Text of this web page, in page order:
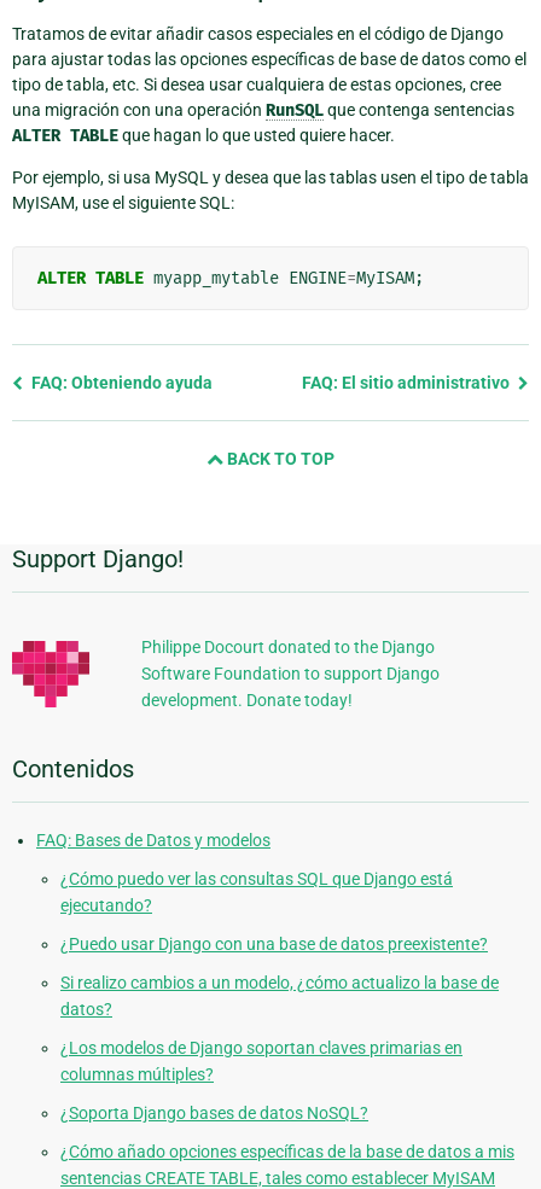
Tratamos de evitar añadir casos especiales en el código de Django
para ajustar todas las opciones específicas de base de datos como el
tipo de tabla, etc. Si desea usar cualquiera de estas opciones, cree
una migración con una operación RunSQLque contenga sentencias
ALTER TABLEque hagan lo que usted quiere hacer.
Por ejemplo, si usa MySQL y desea que las tablas usen el tipo de tabla
MyISAM, use el siguiente SQL:
ALTER TABLE myapp_mytable ENGINE=MyISAM;
Previous
FAQ: Obteniendo ayuda FAQ: El sitio administrativo
BACK TO TOP
Información
Support Django!
Philippe Docourt donated to the Django
Software Foundation to support Django
development. Donate today!
Contenidos
FAQ: Bases de Datos y modelos
¿Cómo puedo ver las consultas SQL que Django está
ejecutando?
¿Puedo usar Django con una base de datos preexistente?
Si realizo cambios a un modelo, ¿cómo actualizo la base de
datos?
¿Los modelos de Django soportan claves primarias en
columnas múltiples?
¿Soporta Django bases de datos NoSQL?
¿Cómo añado opciones específicas de la base de datos a mis
sentencias CREATE TABLE, tales como establecer MyISAM